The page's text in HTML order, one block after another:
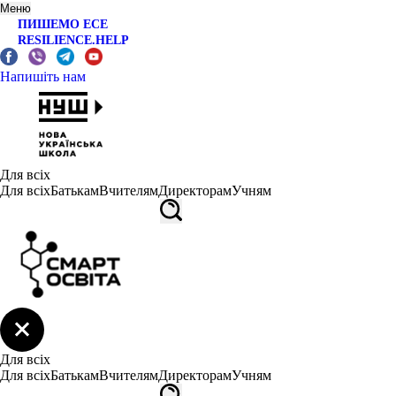
Меню
ПИШЕМО ЕСЕ
RESILIENCE.HELP
Напишіть нам
Для всіх
Для всіхБатькамВчителямДиректорамУчням
Для всіх
Для всіхБатькамВчителямДиректорамУчням